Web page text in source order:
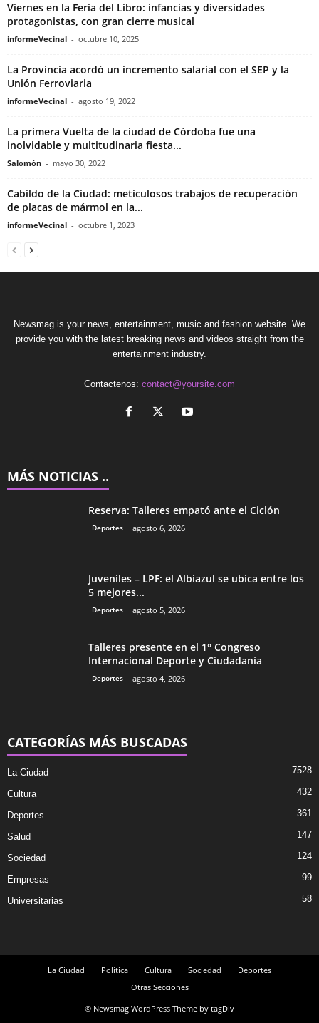
Viernes en la Feria del Libro: infancias y diversidades
protagonistas, con gran cierre musical
informeVecinal - octubre 10, 2025
La Provincia acordó un incremento salarial con el SEP y la
Unión Ferroviaria
informeVecinal - agosto 19, 2022
La primera Vuelta de la ciudad de Córdoba fue una
inolvidable y multitudinaria fiesta...
Salomón - mayo 30, 2022
Cabildo de la Ciudad: meticulosos trabajos de recuperación
de placas de mármol en la...
informeVecinal - octubre 1, 2023
Newsmag is your news, entertainment, music and fashion website. We
provide you with the latest breaking news and videos straight from the
entertainment industry.
Contactenos: contact@yoursite.com
MÁS NOTICIAS ..
Reserva: Talleres empató ante el Ciclón
Deportes agosto 6, 2026
Juveniles – LPF: el Albiazul se ubica entre los
5 mejores...
Deportes agosto 5, 2026
Talleres presente en el 1° Congreso
Internacional Deporte y Ciudadanía
Deportes agosto 4, 2026
CATEGORÍAS MÁS BUSCADAS
La Ciudad 7528
Cultura 432
Deportes 361
Salud 147
Sociedad 124
Empresas 99
Universitarias 58
La Ciudad Política Cultura Sociedad
Deportes
Otras Secciones
© Newsmag WordPress Theme by tagDiv